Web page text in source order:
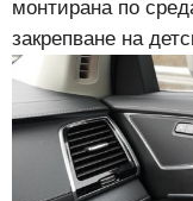
монтирана по
закрепване на